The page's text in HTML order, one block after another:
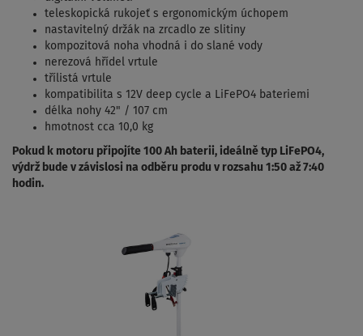
teleskopická rukojeť s ergonomickým úchopem
nastavitelný držák na zrcadlo ze slitiny
kompozitová noha vhodná i do slané vody
nerezová hřídel vrtule
třílistá vrtule
kompatibilita s 12V deep cycle a LiFePO4 bateriemi
délka nohy 42" / 107 cm
hmotnost cca 10,0 kg
Pokud k motoru připojíte 100 Ah baterii, ideálně typ LiFePO4,
výdrž bude v závislosi na odběru produ v rozsahu 1:50 až 7:40
hodin.